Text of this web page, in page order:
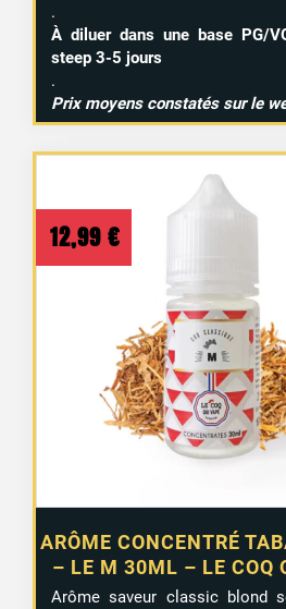
.
À diluer dans une base PG/
steep 3-5 jours
.
Prix moyens constatés sur le
ARÔME CONCENTRÉ
– LE M 30ML – LE COQ
12,99 €
Arôme saveur classic blond